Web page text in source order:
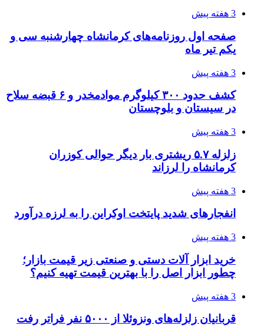
3 هفته پیش
صفحه اول روزنامه‌های کرمانشاه چهارشنبه سی و
یکم تیر ماه
3 هفته پیش
کشف حدود ۳۰۰ کیلوگرم موادمخدر و ۶ قبضه سلاح
در سیستان و بلوچستان
3 هفته پیش
زلزله ۵.۷ ریشتری بار دیگر حوالی کوزران
کرمانشاه را لرزاند
3 هفته پیش
انفجارهای شدید پایتخت اوکراین را به لرزه درآورد
3 هفته پیش
خرید ابزار آلات دستی و صنعتی زیر قیمت بازار؛
چطور ابزار اصل را با بهترین قیمت تهیه کنیم؟
3 هفته پیش
قربانیان زلزله‌های ونزوئلا از ۵۰۰۰ نفر فراتر رفت